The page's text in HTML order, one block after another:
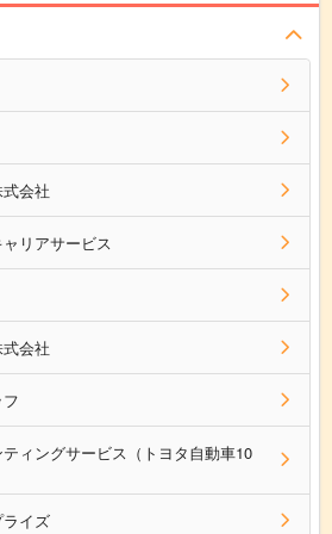
会社
リアサービス
会社
ィングサービス（トヨタ自動車10
イズ